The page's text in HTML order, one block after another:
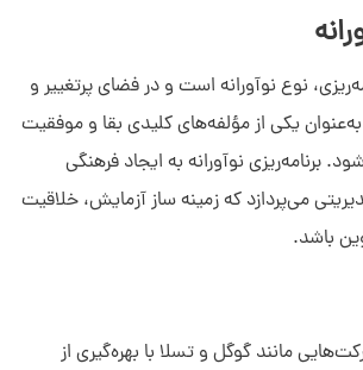
نوع نوآورانه است و در فضای پرتغییر و
به‌عنوان یکی از مؤلفه‌های کلیدی بقا و موفقیت
برنامه‌ریزی نوآورانه به ایجاد فرهنگی
می‌پردازد که زمینه ‌ساز آزمایش، خلاقیت
باشد.
مانند گوگل و تسلا با بهره‌گیری از